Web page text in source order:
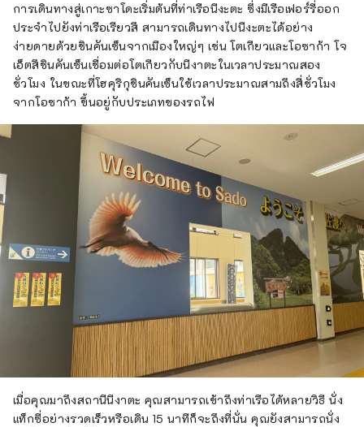
การเดินทางสู่เกาะซาโดะเริ่มต้นที่ท่าเรือนีงะตะ ซึ่งมีเรือเฟอร์รี่ออก
ประจำไปยังท่าเรือเรียวสึ สามารถเดินทางไปนีงะตะได้อย่าง
ง่ายดายด้วยชินคันเซ็นจากเมืองใหญ่ๆ เช่น โตเกียวและโอซาก้า โจ
เอ็ตสึชินคันเซ็นเชื่อมต่อโตเกียวกับนีงาตะในเวลาประมาณสอง
ชั่วโมง ในขณะที่โฮคุริกุชินคันเซ็นใช้เวลาประมาณสามถึงสี่ชั่วโมง
จากโอซาก้า ขึ้นอยู่กับประเภทของรถไฟ
เมื่อคุณมาถึงสถานีนีงาตะ คุณสามารถเข้าถึงท่าเรือได้หลายวิธี นั่ง
แท็กซี่อย่างรวดเร็วหรือเดิน 15 นาทีก็จะถึงที่นั่น คุณยังสามารถนั่ง